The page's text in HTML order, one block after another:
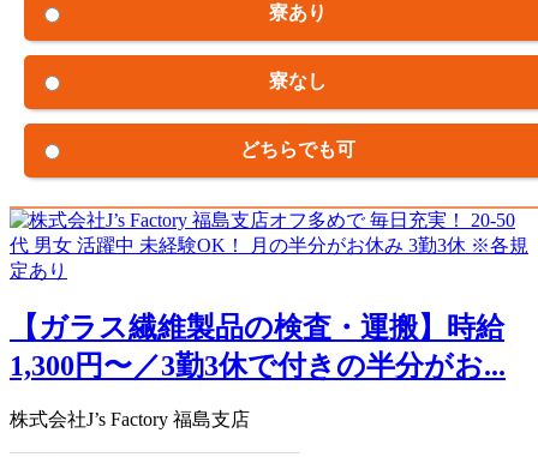
寮あり
寮なし
どちらでも可
【ガラス繊維製品の検査・運搬】時給
1,300円〜／3勤3休で付きの半分がお...
株式会社J’s Factory 福島支店